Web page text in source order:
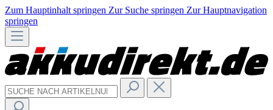
Zum Hauptinhalt springen Zur Suche springen Zur Hauptnavigation
springen